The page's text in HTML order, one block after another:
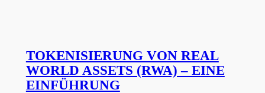
TOKENISIERUNG VON REAL
WORLD ASSETS (RWA) – EINE
EINFÜHRUNG